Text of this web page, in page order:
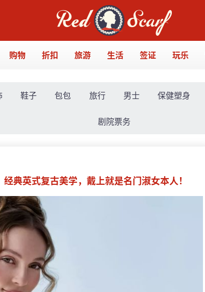
购物 折扣 旅游 生活 签证 玩乐
鞋子 包包 旅行 男士 保健塑身
剧院票务
典英式复古美学，戴上就是名门淑女本人！